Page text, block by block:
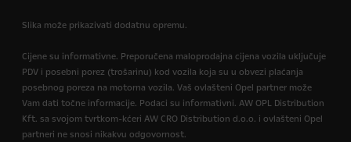
Slika može prikazivati dodatnu opremu.
Cijene su informativne. Preporučena maloprodajna cijena vozila uključuje
PDV i posebni porez (trošarinu) kod vozila koja su u obvezi plaćanja
posebnog poreza na motorna vozila. Vaš ovlašteni Opel partner može
Vam dati točne informacije. Podaci su informativni. AW OPL Distribution
Kft. sa svojom tvrtkom-kćeri AW CRO Distribution d.o.o. i ovlašteni Opel
partneri ne snosi nikakvu odgovornost.